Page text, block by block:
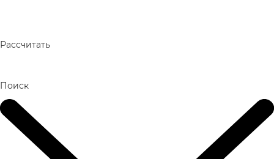
Рассчитать
Поиск